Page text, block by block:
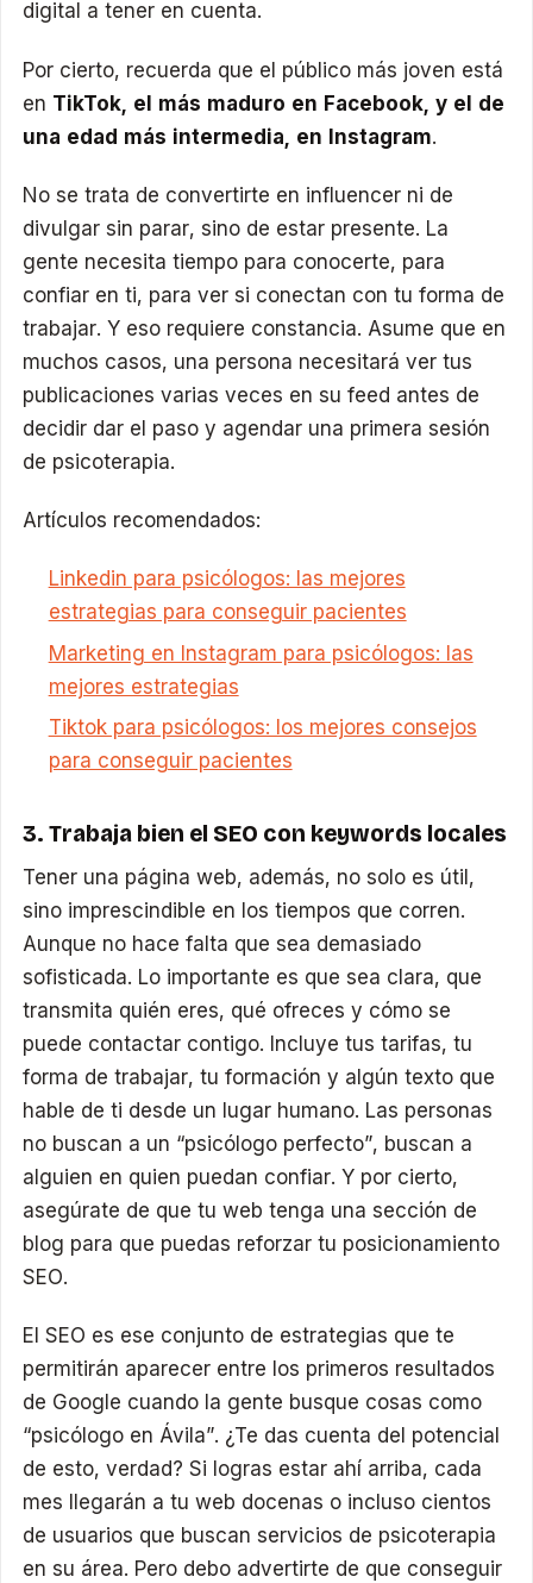
digital a tener en cuenta.
Por cierto, recuerda que el público más joven está
en TikTok, el más maduro en Facebook, y el de
una edad más intermedia, en Instagram.
No se trata de convertirte en influencer ni de
divulgar sin parar, sino de estar presente. La
gente necesita tiempo para conocerte, para
confiar en ti, para ver si conectan con tu forma de
trabajar. Y eso requiere constancia. Asume que en
muchos casos, una persona necesitará ver tus
publicaciones varias veces en su feed antes de
decidir dar el paso y agendar una primera sesión
de psicoterapia.
Artículos recomendados:
Linkedin para psicólogos: las mejores
estrategias para conseguir pacientes
Marketing en Instagram para psicólogos: las
mejores estrategias
Tiktok para psicólogos: los mejores consejos
para conseguir pacientes
3. Trabaja bien el SEO con keywords locales
Tener una página web, además, no solo es útil,
sino imprescindible en los tiempos que corren.
Aunque no hace falta que sea demasiado
sofisticada. Lo importante es que sea clara, que
transmita quién eres, qué ofreces y cómo se
puede contactar contigo. Incluye tus tarifas, tu
forma de trabajar, tu formación y algún texto que
hable de ti desde un lugar humano. Las personas
no buscan a un “psicólogo perfecto”, buscan a
alguien en quien puedan confiar. Y por cierto,
asegúrate de que tu web tenga una sección de
blog para que puedas reforzar tu posicionamiento
SEO.
El SEO es ese conjunto de estrategias que te
permitirán aparecer entre los primeros resultados
de Google cuando la gente busque cosas como
“psicólogo en Ávila”. ¿Te das cuenta del potencial
de esto, verdad? Si logras estar ahí arriba, cada
mes llegarán a tu web docenas o incluso cientos
de usuarios que buscan servicios de psicoterapia
en su área. Pero debo advertirte de que conseguir